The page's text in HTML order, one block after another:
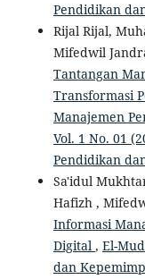
Pendidikan
Rijal Rijal,
Mifedwil
Tantangan
Transformasi
Manajemen
Vol. 1 No. 01
Pendidikan
Sa'idul
Hafizh ,
Informasi
Digital , El-
dan